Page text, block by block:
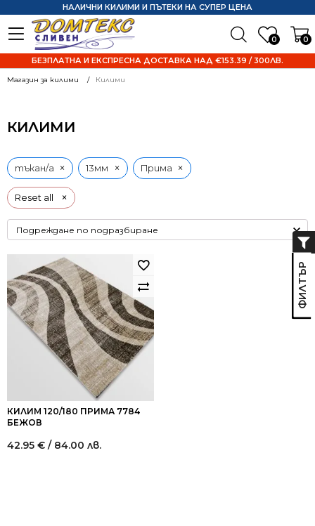
0 0
НАЛИЧНИ КИЛИМИ И ПЪТЕКИ НА СУПЕР ЦЕНА
БЕЗПЛАТНА И ЕКСПРЕСНА ДОСТАВКА НАД €153.39 / 300ЛВ.
Магазин за килими Килими
КИЛИМИ
Reset all ×
тъкан/а × 13мм × Прима ×
КИЛИМ 120/180 ПРИМА 7784
БЕЖОВ
42.95 € / 84.00 лв.